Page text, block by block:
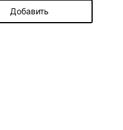
Добавить